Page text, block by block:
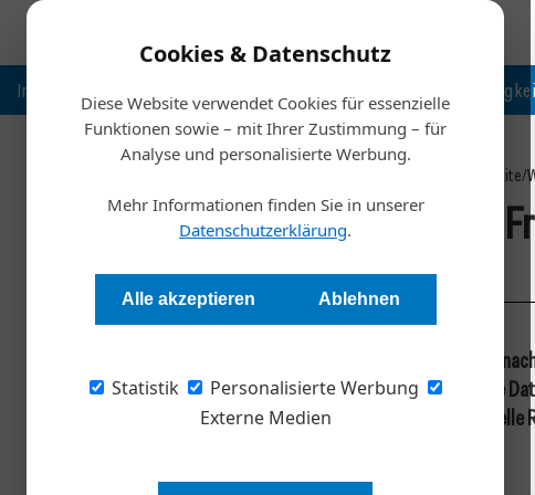
Cookies & Datenschutz
Diese Website verwendet Cookies für essenzielle
Funktionen sowie – mit Ihrer Zustimmung – für
Analyse und personalisierte Werbung.
Mehr Informationen finden Sie in unserer
Datenschutzerklärung.
Alle akzeptieren Ablehnen
Statistik
Personalisierte Werbung
Externe Medien
Inspiration
Startseite/
Weltfrauentag: Hürden für
Redaktion Die Wirtschaft
Anlässlich des Weltfrauentags rückt die Frage
Spitzenfunktionen erneut in den Fokus. Aktuelle
individuelle Unterschiede als vielmehr